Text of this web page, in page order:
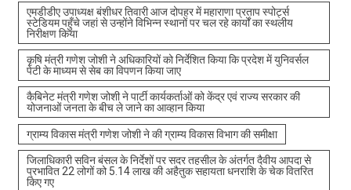
एमडीडीए उपाध्यक्ष बंशीधर तिवारी आज दोपहर में महाराणा प्रताप स्पोर्ट्स
स्टेडियम पहुँचे जहां से उन्होंने विभिन्न स्थानों पर चल रहे कार्यों का स्थलीय
निरीक्षण किया
कृषि मंत्री गणेश जोशी ने अधिकारियों को निर्देशित किया कि प्रदेश में युनिवर्सल
पेटी के माध्यम से सेब का विपणन किया जाए
कैबिनेट मंत्री गणेश जोशी ने पार्टी कार्यकर्ताओं को केंद्र एवं राज्य सरकार की
योजनाओं जनता के बीच ले जाने का आव्हान किया
ग्राम्य विकास मंत्री गणेश जोशी ने की ग्राम्य विकास विभाग की समीक्षा
जिलाधिकारी सविन बंसल के निर्देशों पर सदर तहसील के अंतर्गत दैवीय आपदा से
प्रभावित 22 लोगों को 5.14 लाख की अहैतुक सहायता धनराशि के चेक वितरित
किए गए